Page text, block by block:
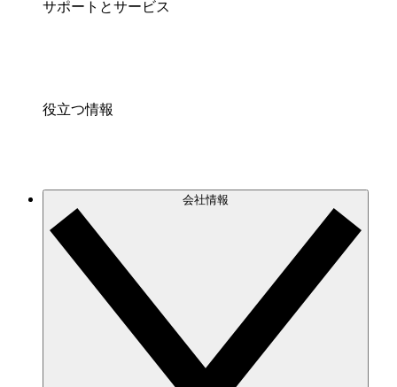
サポートとサービス
役立つ情報
会社情報